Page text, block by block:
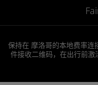
保持在 摩洛哥的本地费率
件接收二维码，在出行前